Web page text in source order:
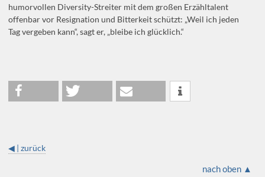
humorvollen Diversity-Streiter mit dem großen Erzähltalent
offenbar vor Resignation und Bitterkeit schützt: „Weil ich jeden
Tag vergeben kann“, sagt er, „bleibe ich glücklich.“
◀ | zurück
nach oben ▲